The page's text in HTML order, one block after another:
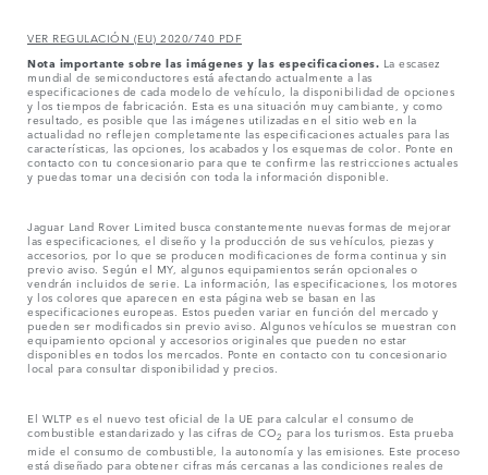
VER REGULACIÓN (EU) 2020/740 PDF
Nota importante sobre las imágenes y las especificaciones. La escasez
mundial de semiconductores está afectando actualmente a las
especificaciones de cada modelo de vehículo, la disponibilidad de opciones
y los tiempos de fabricación. Esta es una situación muy cambiante, y como
resultado, es posible que las imágenes utilizadas en el sitio web en la
actualidad no reflejen completamente las especificaciones actuales para las
características, las opciones, los acabados y los esquemas de color. Ponte en
contacto con tu concesionario para que te confirme las restricciones actuales
y puedas tomar una decisión con toda la información disponible.
Jaguar Land Rover Limited busca constantemente nuevas formas de mejorar
las especificaciones, el diseño y la producción de sus vehículos, piezas y
accesorios, por lo que se producen modificaciones de forma continua y sin
previo aviso. Según el MY, algunos equipamientos serán opcionales o
vendrán incluidos de serie. La información, las especificaciones, los motores
y los colores que aparecen en esta página web se basan en las
especificaciones europeas. Estos pueden variar en función del mercado y
pueden ser modificados sin previo aviso. Algunos vehículos se muestran con
equipamiento opcional y accesorios originales que pueden no estar
disponibles en todos los mercados. Ponte en contacto con tu concesionario
local para consultar disponibilidad y precios.
El WLTP es el nuevo test oficial de la UE para calcular el consumo de
combustible estandarizado y las cifras de CO2 para los turismos. Esta prueba
mide el consumo de combustible, la autonomía y las emisiones. Este proceso
está diseñado para obtener cifras más cercanas a las condiciones reales de